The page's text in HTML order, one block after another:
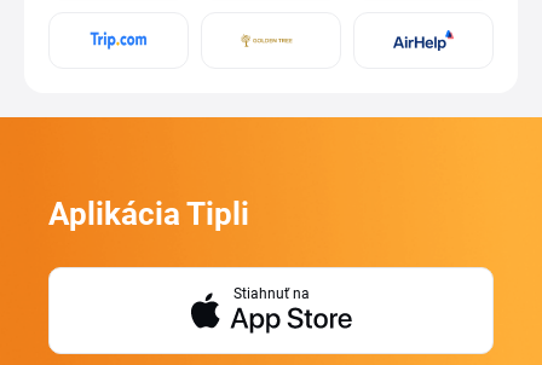
Aplikácia Tipli
Stiahnuť na